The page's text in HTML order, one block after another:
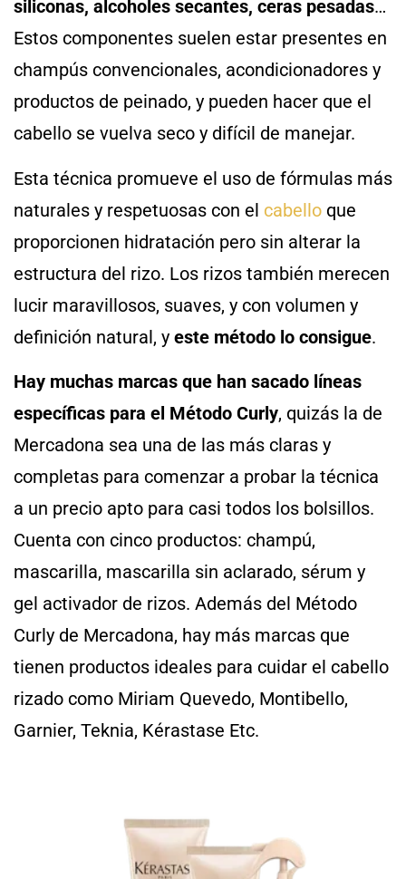
siliconas, alcoholes secantes, ceras pesadas…
Estos componentes suelen estar presentes en
champús convencionales, acondicionadores y
productos de peinado, y pueden hacer que el
cabello se vuelva seco y difícil de manejar.
Esta técnica promueve el uso de fórmulas más
naturales y respetuosas con el cabello que
proporcionen hidratación pero sin alterar la
estructura del rizo. Los rizos también merecen
lucir maravillosos, suaves, y con volumen y
definición natural, y este método lo consigue.
Hay muchas marcas que han sacado líneas
específicas para el Método Curly, quizás la de
Mercadona sea una de las más claras y
completas para comenzar a probar la técnica
a un precio apto para casi todos los bolsillos.
Cuenta con cinco productos: champú,
mascarilla, mascarilla sin aclarado, sérum y
gel activador de rizos. Además del Método
Curly de Mercadona, hay más marcas que
tienen productos ideales para cuidar el cabello
rizado como Miriam Quevedo, Montibello,
Garnier, Teknia, Kérastase Etc.